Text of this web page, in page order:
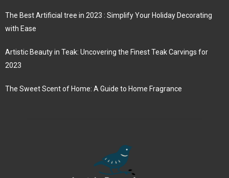
The Best Artificial tree in 2023 : Simplify Your Holiday Decorating
with Ease
Artistic Beauty in Teak: Uncovering the Finest Teak Carvings for
2023
The Sweet Scent of Home: A Guide to Home Fragrance